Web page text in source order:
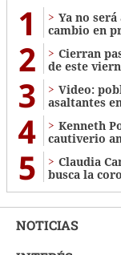
1
Ya no
cambio en
2
Cierran
de este
3
Video:
asaltantes
4
Kenneth
cautiverio
5
Claudia
busca la
NOTICIAS